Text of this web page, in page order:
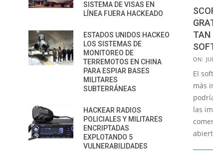
TAN
2021-
07-
01
ON:
El
más
las
SISTEMA DE VISAS EN
LÍNEA FUERA HACKEADO
ESTADOS UNIDOS HACKEO
LOS SISTEMAS DE
MONITOREO DE
TERREMOTOS EN CHINA
PARA ESPIAR BASES
MILITARES
SUBTERRÁNEAS
HACKEAR RADIOS
POLICIALES Y MILITARES
ENCRIPTADAS
EXPLOTANDO 5
VULNERABILIDADES